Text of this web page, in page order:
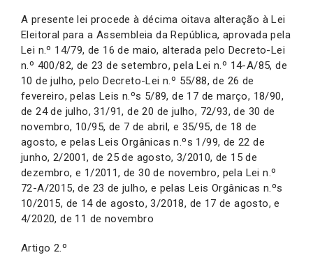
A presente lei procede à décima oitava alteração à Lei
Eleitoral para a Assembleia da República, aprovada pela
Lei n.º 14/79, de 16 de maio, alterada pelo Decreto-Lei
n.º 400/82, de 23 de setembro, pela Lei n.º 14-A/85, de
10 de julho, pelo Decreto-Lei n.º 55/88, de 26 de
fevereiro, pelas Leis n.ºs 5/89, de 17 de março, 18/90,
de 24 de julho, 31/91, de 20 de julho, 72/93, de 30 de
novembro, 10/95, de 7 de abril, e 35/95, de 18 de
agosto, e pelas Leis Orgânicas n.ºs 1/99, de 22 de
junho, 2/2001, de 25 de agosto, 3/2010, de 15 de
dezembro, e 1/2011, de 30 de novembro, pela Lei n.º
72-A/2015, de 23 de julho, e pelas Leis Orgânicas n.ºs
10/2015, de 14 de agosto, 3/2018, de 17 de agosto, e
4/2020, de 11 de novembro
Artigo 2.º